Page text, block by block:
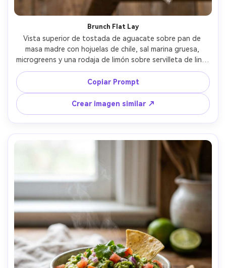
Brunch Flat Lay
Vista superior de tostada de aguacate sobre pan de
masa madre con hojuelas de chile, sal marina gruesa,
microgreens y una rodaja de limón sobre servilleta de lino,
luz cálida de ventana matutina, sombras naturales, mesa
de madera estilizada, estilo editorial de comida,
capturada con lente de 50mm, migas y textura de alto
detalle, estética limpia de Instagram --ar 4:5
Copiar Prompt
Crear imagen similar ↗